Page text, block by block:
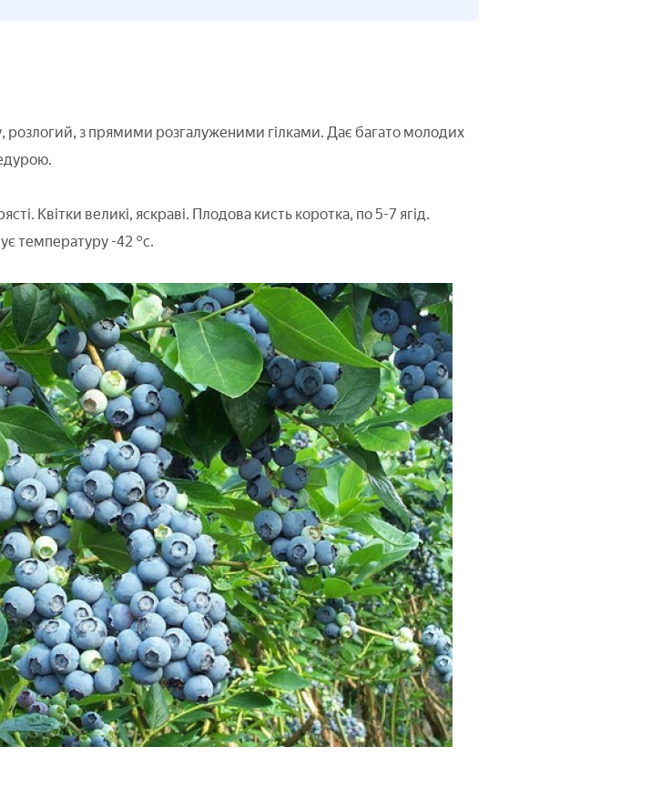
розлогий, з прямими розгалуженими гілками. Дає багато молодих
Квітки великі, яскраві. Плодова кисть коротка, по 5-7 ягід.
температуру -42 °с.